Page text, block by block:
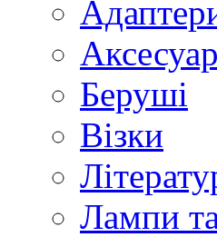
Беруші
Візки
Лампи